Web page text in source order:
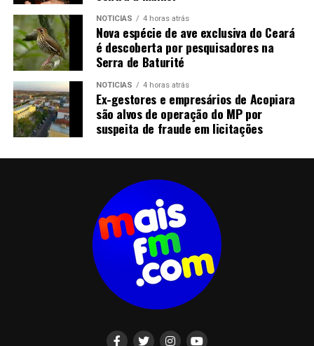
NOTICIAS 4 horas atrás
Nova espécie de ave exclusiva do Ceará
é descoberta por pesquisadores na
Serra de Baturité
NOTICIAS 4 horas atrás
Ex-gestores e empresários de Acopiara
são alvos de operação do MP por
suspeita de fraude em licitações